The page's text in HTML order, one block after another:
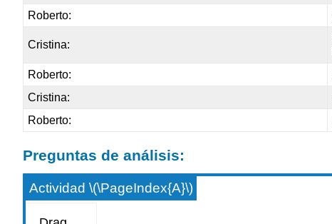
Roberto:
Cristina:
Roberto:
Cristina:
Roberto:
Preguntas de análisis:
Actividad \(\PageIndex{A}\)